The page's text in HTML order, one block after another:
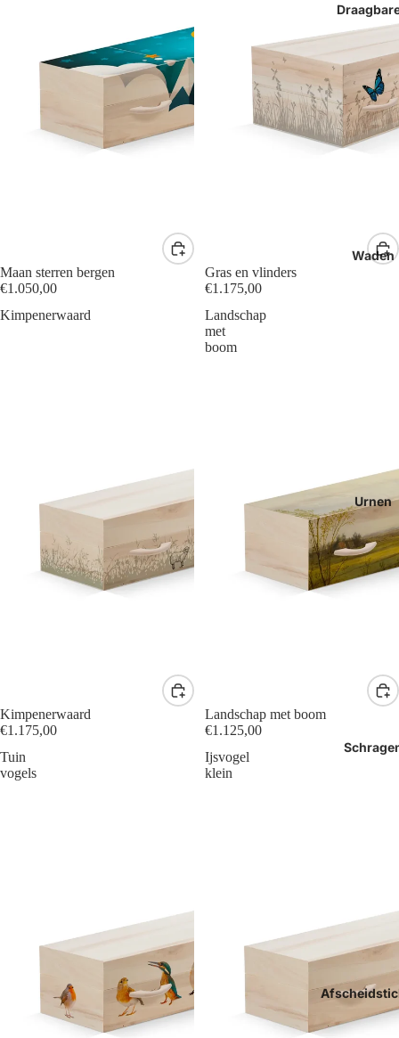
Waden
Urnen
Maan sterren bergen
€1.050,00
Gras en vlinders
€1.175,00
Kimpenerwaard
Kimpenerwaard
€1.175,00
Landschap
met
boom
Landschap met boom
€1.125,00
Tuin
vogels
Ijsvogel
klein